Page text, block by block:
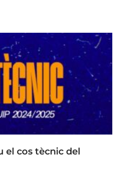
el cos tècnic del